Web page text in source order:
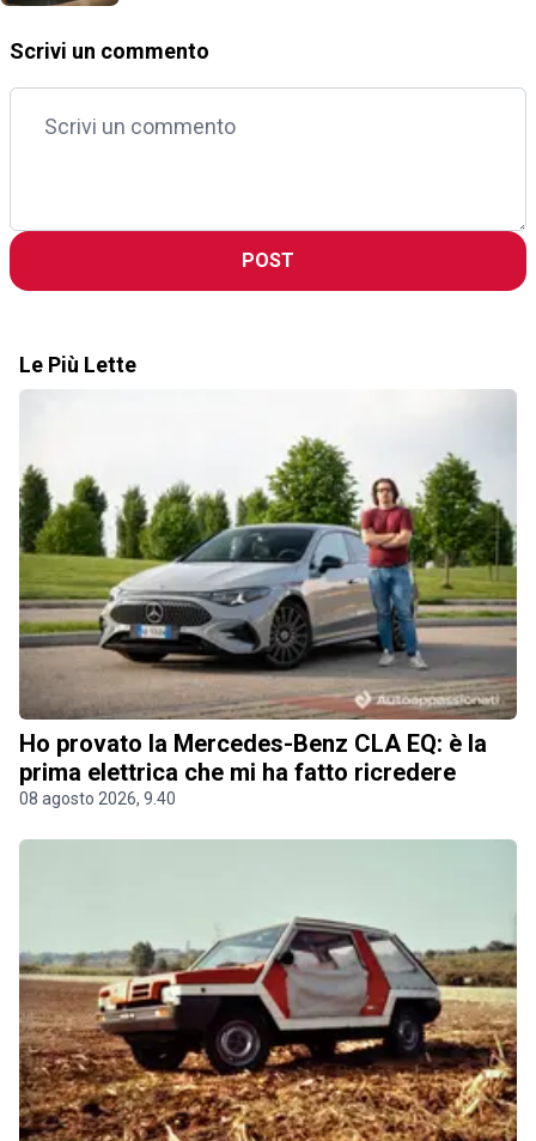
Scrivi un commento
POST
Le Più Lette
Ho provato la Mercedes-Benz CLA EQ: è la
prima elettrica che mi ha fatto ricredere
08 agosto 2026, 9.40